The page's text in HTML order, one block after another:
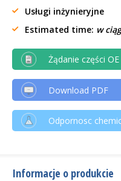
Usługi inżynieryjne
Estimated time: w
Żądanie części OE
Download PDF
Odpornosc
Informacje o produkcie